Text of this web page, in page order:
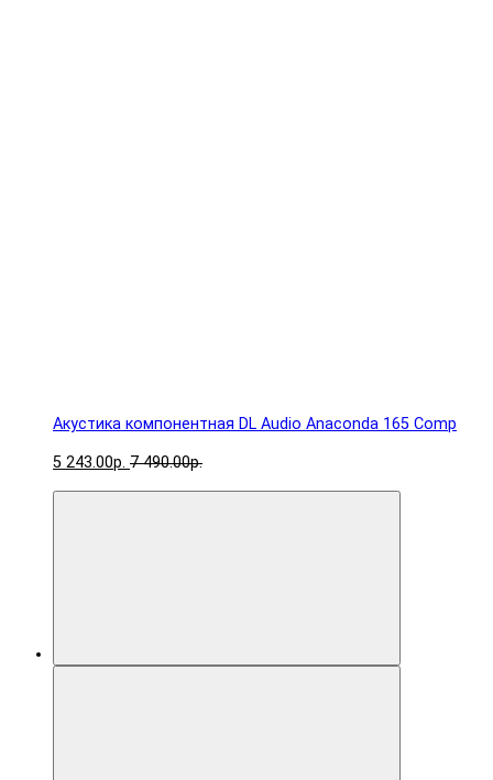
Акустика компонентная DL Audio Anaconda 165 Comp
5 243.00р. 7 490.00р.